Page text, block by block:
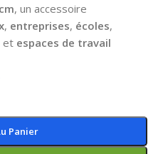
, un accessoire
, entreprises, écoles,
et espaces de travail
Panier